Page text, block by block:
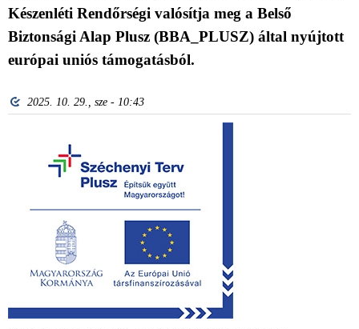
Készenléti Rendőrségi valósítja meg a Belső
Biztonsági Alap Plusz (BBA_PLUSZ) által nyújtott
európai uniós támogatásból.
2025. 10. 29., sze - 10:43